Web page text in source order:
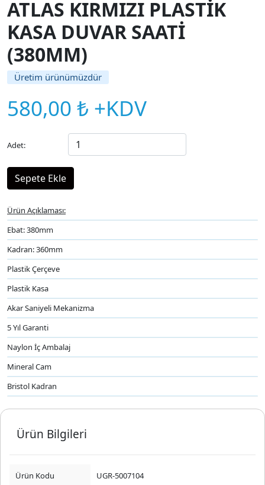
ATLAS KIRMIZI PLASTİK
KASA DUVAR SAATİ
(380MM)
Üretim ürünümüzdür
580,00 ₺ +KDV
Adet:
Ürün Açıklaması:
Ebat: 380mm
Kadran: 360mm
Plastik Çerçeve
Plastik Kasa
Akar Saniyeli Mekanizma
5 Yıl Garanti
Naylon İç Ambalaj
Mineral Cam
Bristol Kadran
Ürün Bilgileri
Ürün Kodu UGR-5007104